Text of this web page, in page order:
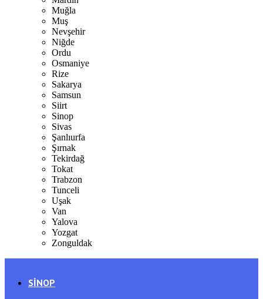
Muğla
Muş
Nevşehir
Niğde
Ordu
Osmaniye
Rize
Sakarya
Samsun
Siirt
Sinop
Sivas
Şanlıurfa
Şırnak
Tekirdağ
Tokat
Trabzon
Tunceli
Uşak
Van
Yalova
Yozgat
Zonguldak
SINOP